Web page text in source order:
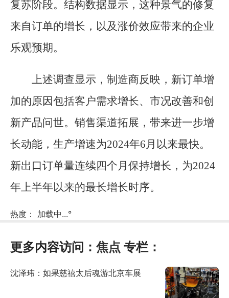
复苏阶段。结构数据显示，这种景气的修复
来自订单的增长，以及涨价效应带来的企业
乐观预期。
上述调查显示，制造商反映，新订单增
加的原因包括客户需求增长、市况改善和创
新产品问世。销售渠道拓展，带来进一步增
长动能，生产增速为2024年6月以来最快。
新出口订单量连续四个月保持增长，为2024
年上半年以来的最长增长时序。
热度： 加载中...°
更多内容访问： 焦点 专栏：
沈泽玮：如果慈禧太后魂游北京车展